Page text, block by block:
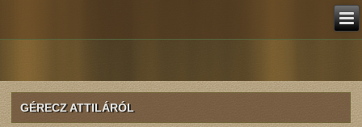
GÉRECZ ATTILÁRÓL